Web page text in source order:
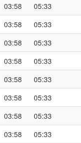
03:58 05:33
03:58 05:33
03:58 05:33
03:58 05:33
03:58 05:33
03:58 05:33
03:58 05:33
03:58 05:33